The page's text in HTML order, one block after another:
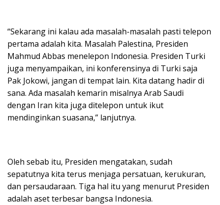
“Sekarang ini kalau ada masalah-masalah pasti telepon
pertama adalah kita. Masalah Palestina, Presiden
Mahmud Abbas menelepon Indonesia. Presiden Turki
juga menyampaikan, ini konferensinya di Turki saja
Pak Jokowi, jangan di tempat lain. Kita datang hadir di
sana. Ada masalah kemarin misalnya Arab Saudi
dengan Iran kita juga ditelepon untuk ikut
mendinginkan suasana,” lanjutnya.
Oleh sebab itu, Presiden mengatakan, sudah
sepatutnya kita terus menjaga persatuan, kerukuran,
dan persaudaraan. Tiga hal itu yang menurut Presiden
adalah aset terbesar bangsa Indonesia.